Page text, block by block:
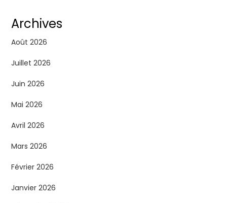
Archives
Août 2026
Juillet 2026
Juin 2026
Mai 2026
Avril 2026
Mars 2026
Février 2026
Janvier 2026